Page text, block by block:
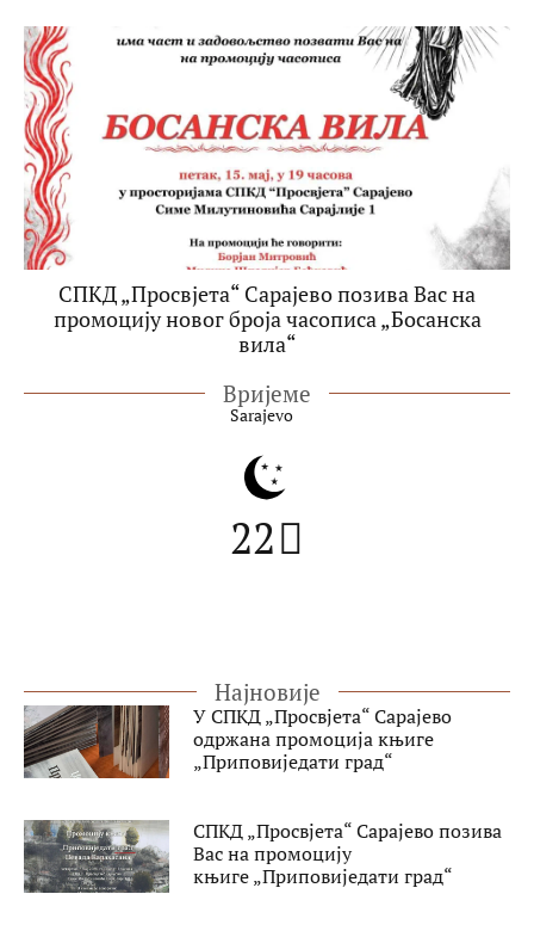
СПКД „Просвјета“ Сарајево позива Вас на
промоцију новог броја часописа „Босанска
вила“
Вријеме
Sarajevo
22
Најновије
У СПКД „Просвјета“ Сарајево
одржана промоција књиге
„Приповиједати град“
СПКД „Просвјета“ Сарајево позива
Вас на промоцију
књиге „Приповиједати град“